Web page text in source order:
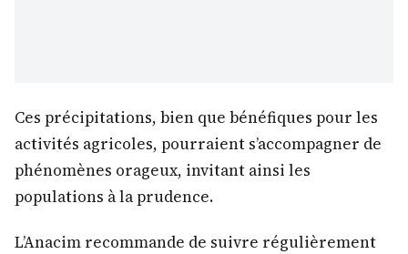
Ces précipitations, bien que bénéfiques pour les
activités agricoles, pourraient s’accompagner de
phénomènes orageux, invitant ainsi les
populations à la prudence.
L’Anacim recommande de suivre régulièrement